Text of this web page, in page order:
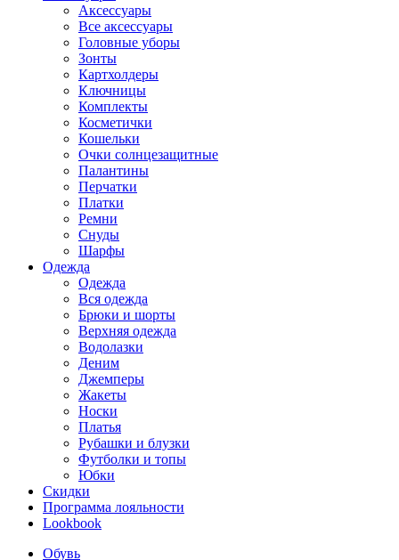
Аксессуары
Все аксессуары
Головные уборы
Зонты
Картхолдеры
Ключницы
Комплекты
Косметички
Кошельки
Очки солнцезащитные
Палантины
Перчатки
Платки
Ремни
Снуды
Шарфы
Одежда
Одежда
Вся одежда
Брюки и шорты
Верхняя одежда
Водолазки
Деним
Джемперы
Жакеты
Носки
Платья
Рубашки и блузки
Футболки и топы
Юбки
Скидки
Программа лояльности
Lookbook
Обувь